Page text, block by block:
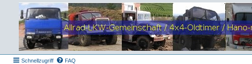
Schnellzugriff FAQ